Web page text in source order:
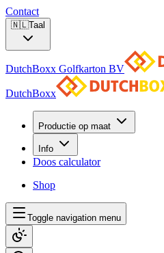
Contact
🇳🇱Taal
DutchBoxx Golfkarton BV
DutchBoxx
Productie op maat
Info
Doos calculator
Shop
Toggle navigation menu